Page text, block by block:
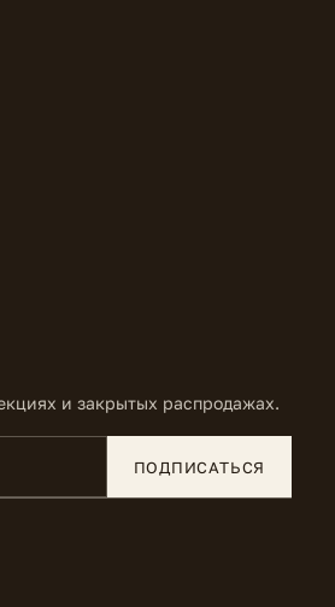
и закрытых распродажах.
ПОДПИСАТЬСЯ